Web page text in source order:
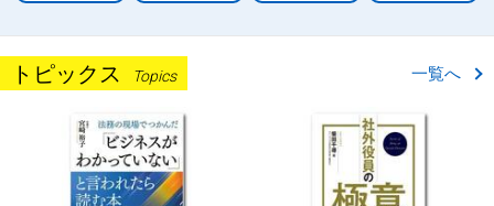
トピックス Topics 一覧へ